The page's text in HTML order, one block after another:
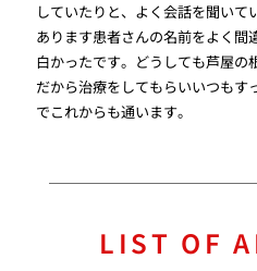
していたりと、よく会話を聞い
あります患者さんの名前をよく
白かったです。どうしても芦屋
だから治療をしてもらいいつもす
でこれからも通います。
LIST OF